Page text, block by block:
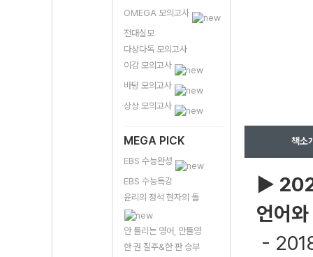
OMEGA 모의고사
전대실모
다상다독 모의고사
이감 모의고사
바탕 모의고사
상상 모의고사
MEGA PICK
EBS 수능완성
EBS 수능특강
윤리의 정석 현자의 돌
안 틀리는 영어, 안틀영
한 권 질주&한 판 승부
책소
▶
언어
-